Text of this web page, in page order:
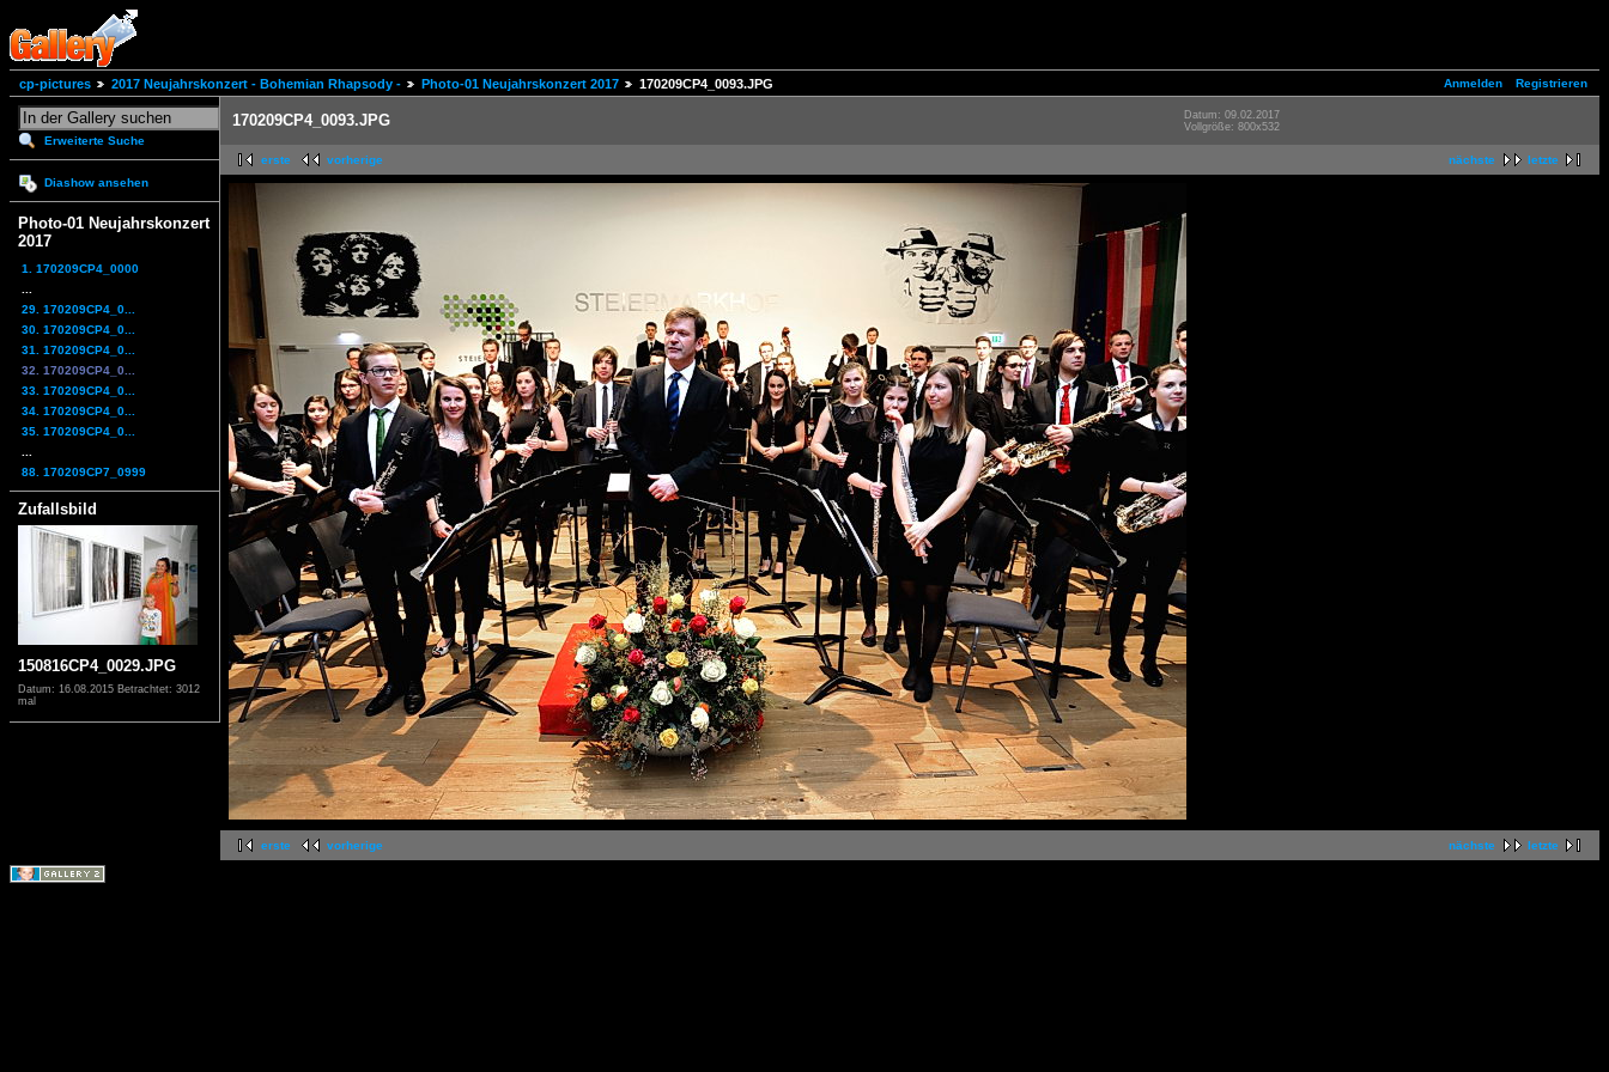
Anmelden Registrieren
cp-pictures 2017 Neujahrskonzert - Bohemian Rhapsody - Photo-01 Neujahrskonzert 2017 170209CP4_0093.JPG
Erweiterte Suche
Diashow ansehen
Photo-01 Neujahrskonzert
2017
1. 170209CP4_0000
29. 170209CP4_0...
30. 170209CP4_0...
31. 170209CP4_0...
32. 170209CP4_0...
33. 170209CP4_0...
34. 170209CP4_0...
35. 170209CP4_0...
88. 170209CP7_0999
Zufallsbild
150816CP4_0029.JPG
Datum: 16.08.2015 Betrachtet: 3012
mal
170209CP4_0093.JPG
Datum: 09.02.2017
Vollgröße: 800x532
nächste letzte
erste vorherige
nächste letzte
erste vorherige